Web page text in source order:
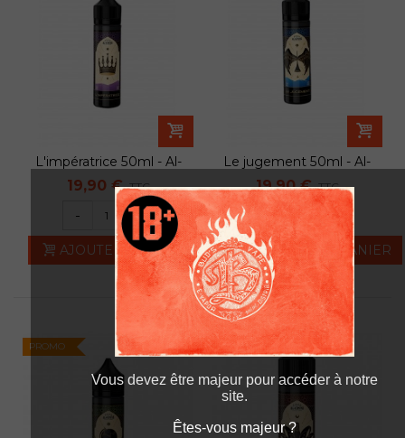
L'impératrice 50ml - Al-
kimiya
19,90 € TTC
- +
AJOUTER AU PANIER
Le jugement 50ml - Al-
kimiya
19,90 € TTC
- +
AJOUTER AU PANIER
PROMO PROMO
Êtes-vous majeur ?
Vous devez être majeur pour accéder à notre
site.
Êtes-vous majeur ?